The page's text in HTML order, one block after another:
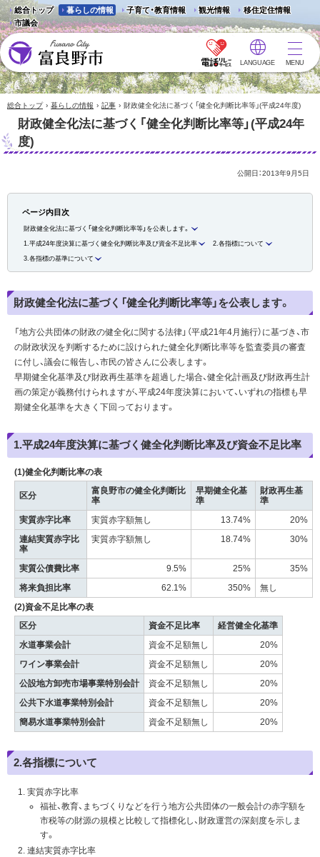
総合トップ 暮らしの情報 子育て・教育情報 観光情報
移住定住情報
市議会
富良野市 - Frano City
LANGUAGE MENU
総合トップ › 暮らしの情報 › 記事 › 財政健全化法に基づく「健全化判断比率等」(平成24年度)
財政健全化法に基づく「健全化判断比率等」(平成24年
度)
公開日：2013年9月5日
ページ内目次
財政健全化法に基づく「健全化判断比率等」を公表します。
1.平成24年度決算に基づく健全化判断比率及び資金不足比率 2.各指標について
3.各指標の基準について
財政健全化法に基づく「健全化判断比率等」を公表します。
「地方公共団体の財政の健全化に関する法律」（平成21年4月施行）に基づき、市
の財政状況を判断するために設けられた健全化判断比率等を監査委員の審査
に付し、議会に報告し、市民の皆さんに公表します。
早期健全化基準及び財政再生基準を超過した場合、健全化計画及び財政再生計
画の策定が義務付けられますが、平成24年度決算において、いずれの指標も早
期健全化基準を大きく下回っております。
1.平成24年度決算に基づく健全化判断比率及び資金不足比率
(1)健全化判断比率の表
区分
富良野市の健全化判断比
率
早期健全化基
準
財政再生基
準
実質赤字比率
実質赤字額無し 13.74%
20%
連結実質赤字比
率
実質赤字額無し 18.74% 30%
実質公債費比率 9.5% 25%
35%
将来負担比率
62.1% 350%
無し
(2)資金不足比率の表
区分
資金不足比率
経営健全化基準
水道事業会計
資金不足額無し
20%
ワイン事業会計
資金不足額無し
20%
公設地方卸売市場事業特別会計
資金不足額無し
20%
公共下水道事業特別会計
資金不足額無し
20%
簡易水道事業特別会計
資金不足額無し 20%
2.各指標について
実質赤字比率
福祉、教育、まちづくりなどを行う地方公共団体の一般会計の赤字額を
市税等の財源の規模と比較して指標化し、財政運営の深刻度を示しま
す。
連結実質赤字比率